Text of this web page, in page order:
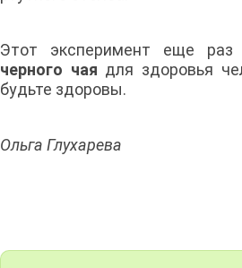
Этот эксперимент еще раз
черного чая для здоровья
будьте здоровы.
Ольга Глухарева